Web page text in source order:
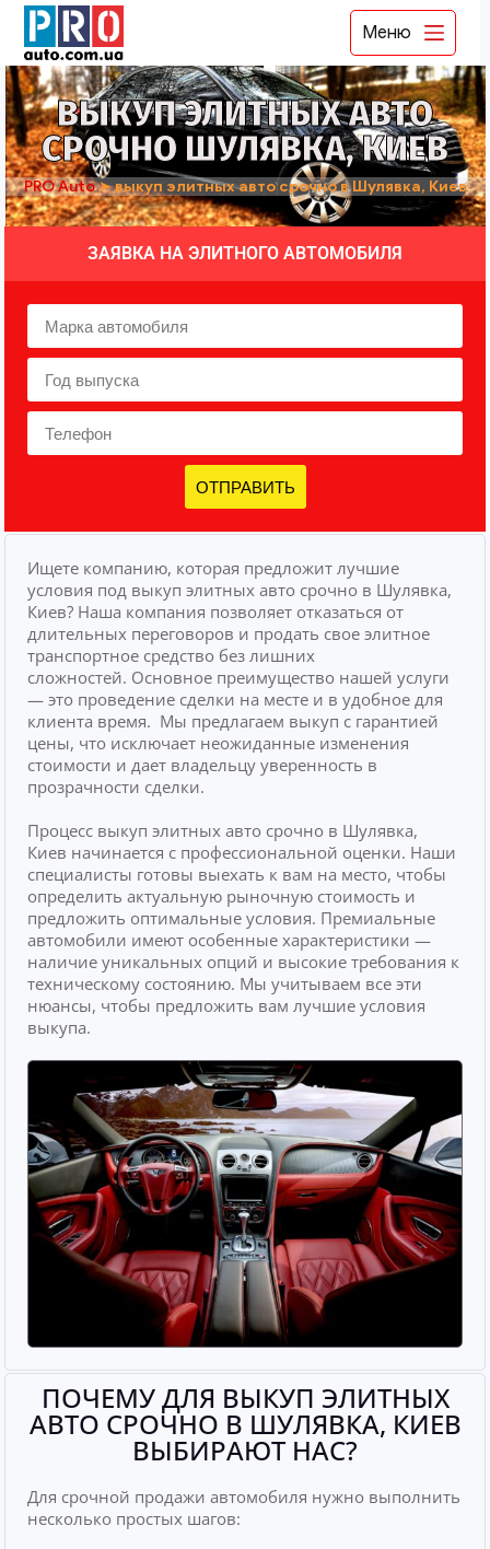
Меню
ВЫКУП ЭЛИТНЫХ АВТО
СРОЧНО ШУЛЯВКА, КИЕВ
PRO Auto➤выкуп элитных авто срочно в Шулявка, Киев
ЗАЯВКА НА ЭЛИТНОГО АВТОМОБИЛЯ
ОТПРАВИТЬ
Ищете компанию, которая предложит лучшие
условия под выкуп элитных авто срочно в Шулявка,
Киев? Наша компания позволяет отказаться от
длительных переговоров и продать свое элитное
транспортное средство без лишних
сложностей. Основное преимущество нашей услуги
— это проведение сделки на месте и в удобное для
клиента время. Мы предлагаем выкуп с гарантией
цены, что исключает неожиданные изменения
стоимости и дает владельцу уверенность в
прозрачности сделки.
Процесс выкуп элитных авто срочно в Шулявка,
Киев начинается с профессиональной оценки. Наши
специалисты готовы выехать к вам на место, чтобы
определить актуальную рыночную стоимость и
предложить оптимальные условия. Премиальные
автомобили имеют особенные характеристики —
наличие уникальных опций и высокие требования к
техническому состоянию. Мы учитываем все эти
нюансы, чтобы предложить вам лучшие условия
выкупа.
ПОЧЕМУ ДЛЯ ВЫКУП ЭЛИТНЫХ
АВТО СРОЧНО В ШУЛЯВКА, КИЕВ
ВЫБИРАЮТ НАС?
Для срочной продажи автомобиля нужно выполнить
несколько простых шагов: